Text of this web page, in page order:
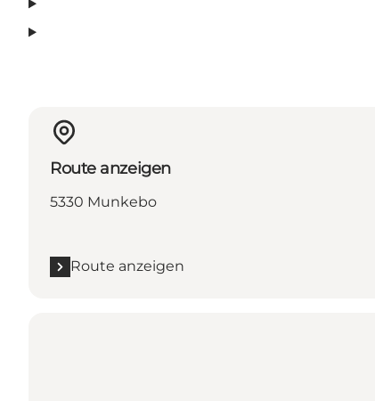
Route anzeigen
5330 Munkebo
Route anzeigen